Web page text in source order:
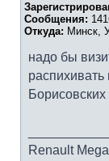
Сообщения:
Откуда: Минск,
надо бы
Renault